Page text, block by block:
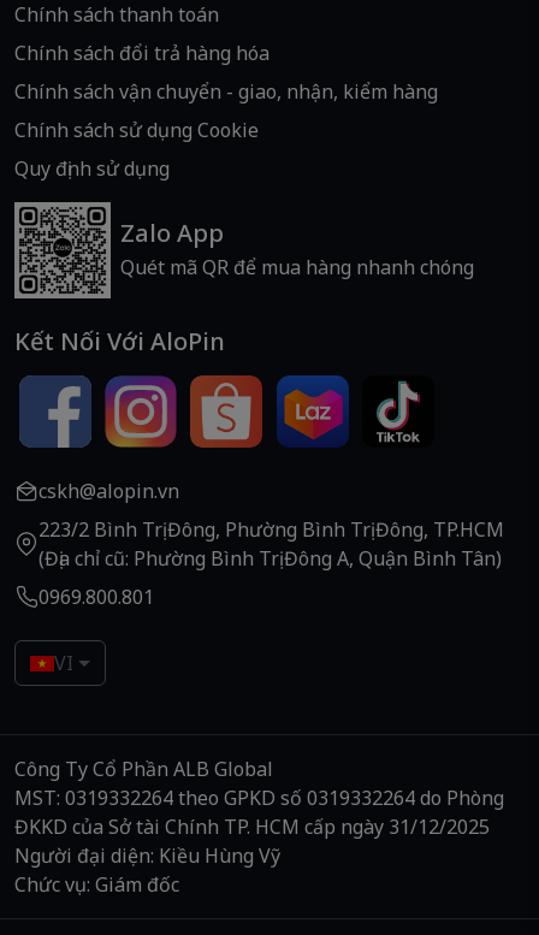
Chính sách thanh toán
Chính sách đổi trả hàng hóa
Chính sách vận chuyển - giao, nhận, kiểm hàng
Chính sách sử dụng Cookie
Quy định sử dụng
Zalo App
Quét mã QR để mua hàng nhanh chóng
Kết Nối Với AloPin
cskh@alopin.vn
223/2 Bình Trị Đông, Phường Bình Trị Đông, TP.HCM
(Địa chỉ cũ: Phường Bình Trị Đông A, Quận Bình Tân)
0969.800.801
VI
Công Ty Cổ Phần ALB Global
MST: 0319332264 theo GPKD số 0319332264 do Phòng
ĐKKD của Sở tài Chính TP. HCM cấp ngày 31/12/2025
Người đại diện: Kiều Hùng Vỹ
Chức vụ: Giám đốc